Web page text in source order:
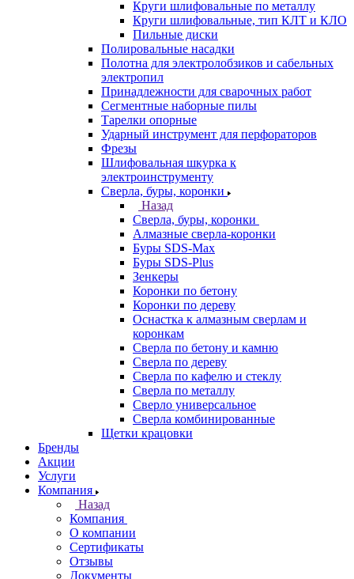
Круги шлифовальные по металлу
Круги шлифовальные, тип КЛТ и КЛО
Пильные диски
Полировальные насадки
Полотна для электролобзиков и сабельных
электропил
Принадлежности для сварочных работ
Сегментные наборные пилы
Тарелки опорные
Ударный инструмент для перфораторов
Фрезы
Шлифовальная шкурка к
электроинструменту
Сверла, буры, коронки
Назад
Сверла, буры, коронки
Алмазные сверла-коронки
Буры SDS-Max
Буры SDS-Plus
Зенкеры
Коронки по бетону
Коронки по дереву
Оснастка к алмазным сверлам и
коронкам
Сверла по бетону и камню
Сверла по дереву
Сверла по кафелю и стеклу
Сверла по металлу
Сверло универсальное
Сверла комбинированные
Щетки крацовки
Бренды
Акции
Услуги
Компания
Назад
Компания
О компании
Сертификаты
Отзывы
Документы